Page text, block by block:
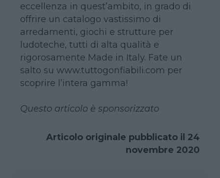
eccellenza in quest’ambito, in grado di
offrire un catalogo vastissimo di
arredamenti, giochi e strutture per
ludoteche, tutti di alta qualità e
rigorosamente Made in Italy. Fate un
salto su www.tuttogonfiabili.com per
scoprire l’intera gamma!
Questo articolo è sponsorizzato
Articolo originale pubblicato il 24
novembre 2020